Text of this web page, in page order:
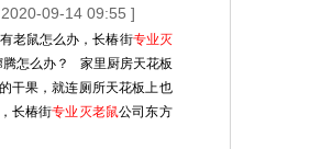
09-14 09:55 ]
老鼠怎么办，长椿街专业灭
腾怎么办？ 家里厨房天花板
干果，就连厕所天花板上也
长椿街专业灭老鼠公司东方